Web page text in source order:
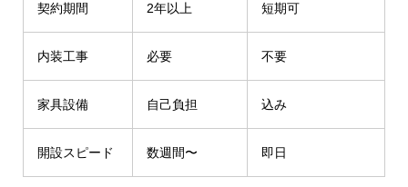
契約期間 2年以上 短期可
内装工事 必要 不要
家具設備 自己負担 込み
開設スピード 数週間〜 即日